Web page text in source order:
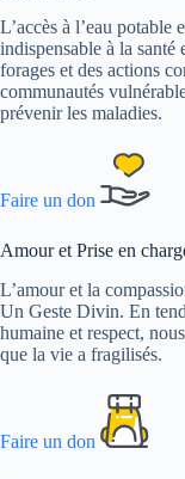
L’accès à l’eau
indispensable à la
forages et des actions
communautés
prévenir les maladies.
Faire un don
Amour et Prise en
L’amour et la
Un Geste Divin. En
humaine et respect,
que la vie a fragilisés.
Faire un don